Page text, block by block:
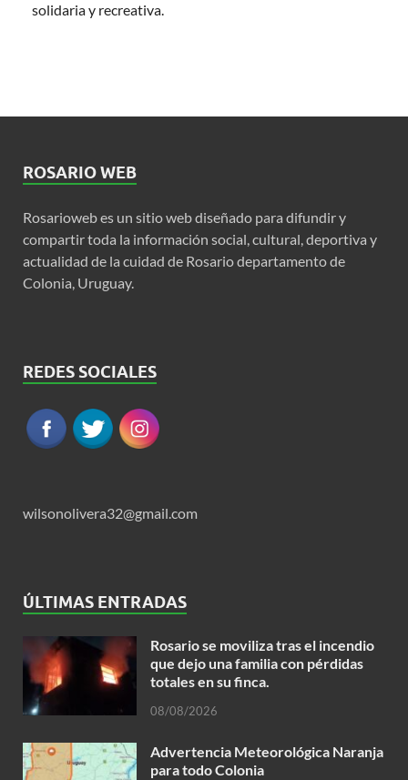
solidaria y recreativa.
ROSARIO WEB
Rosarioweb es un sitio web diseñado para difundir y
compartir toda la información social, cultural, deportiva y
actualidad de la cuidad de Rosario departamento de
Colonia, Uruguay.
REDES SOCIALES
wilsonolivera32@gmail.com
ÚLTIMAS ENTRADAS
Rosario se moviliza tras el incendio
que dejo una familia con pérdidas
totales en su finca.
08/08/2026
Advertencia Meteorológica Naranja
para todo Colonia